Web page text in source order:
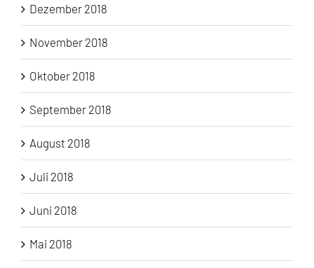
Dezember 2018
November 2018
Oktober 2018
September 2018
August 2018
Juli 2018
Juni 2018
Mai 2018